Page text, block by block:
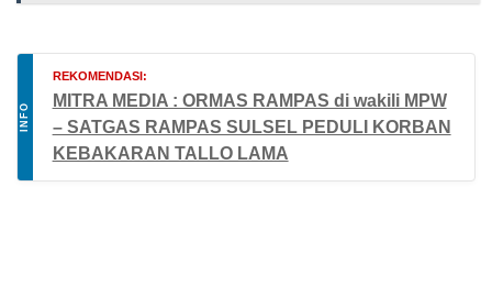
INFO
REKOMENDASI:
MITRA MEDIA : ORMAS RAMPAS di wakili MPW
– SATGAS RAMPAS SULSEL PEDULI KORBAN
KEBAKARAN TALLO LAMA